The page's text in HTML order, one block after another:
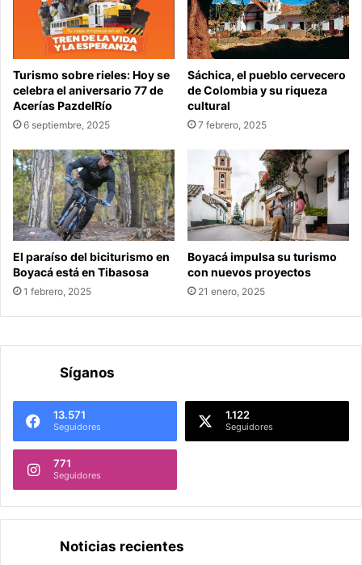
Turismo sobre rieles: Hoy se
celebra el aniversario 77 de
Acerías PazdelRío
6 septiembre, 2025
Sáchica, el pueblo cervecero
de Colombia y su riqueza
cultural
7 febrero, 2025
El paraíso del biciturismo en
Boyacá está en Tibasosa
1 febrero, 2025
Boyacá impulsa su turismo
con nuevos proyectos
21 enero, 2025
Síganos
13.571
Seguidores
1.122
Seguidores
771
Seguidores
Noticias recientes